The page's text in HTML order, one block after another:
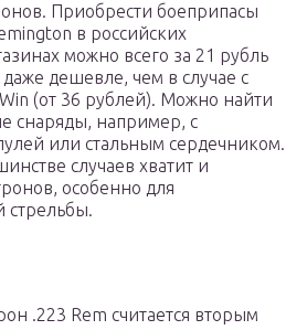
Приобрести боеприпасы
в российских
можно всего за 21 рубль
дешевле, чем в случае с
(от 36 рублей). Можно найти
снаряды, например, с
или стальным сердечником.
случаев хватит и
особенно для
стрельбы.
.223 Rem считается вторым